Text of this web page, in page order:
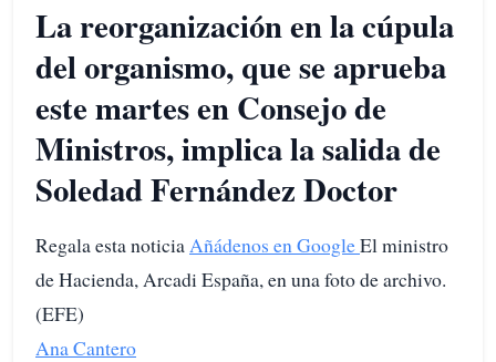
La reorganización en la cúpula
del organismo, que se aprueba
este martes en Consejo de
Ministros, implica la salida de
Soledad Fernández Doctor
Regala esta noticia Añádenos en GoogleEl ministro
de Hacienda, Arcadi España, en una foto de archivo.
(EFE)
Ana Cantero